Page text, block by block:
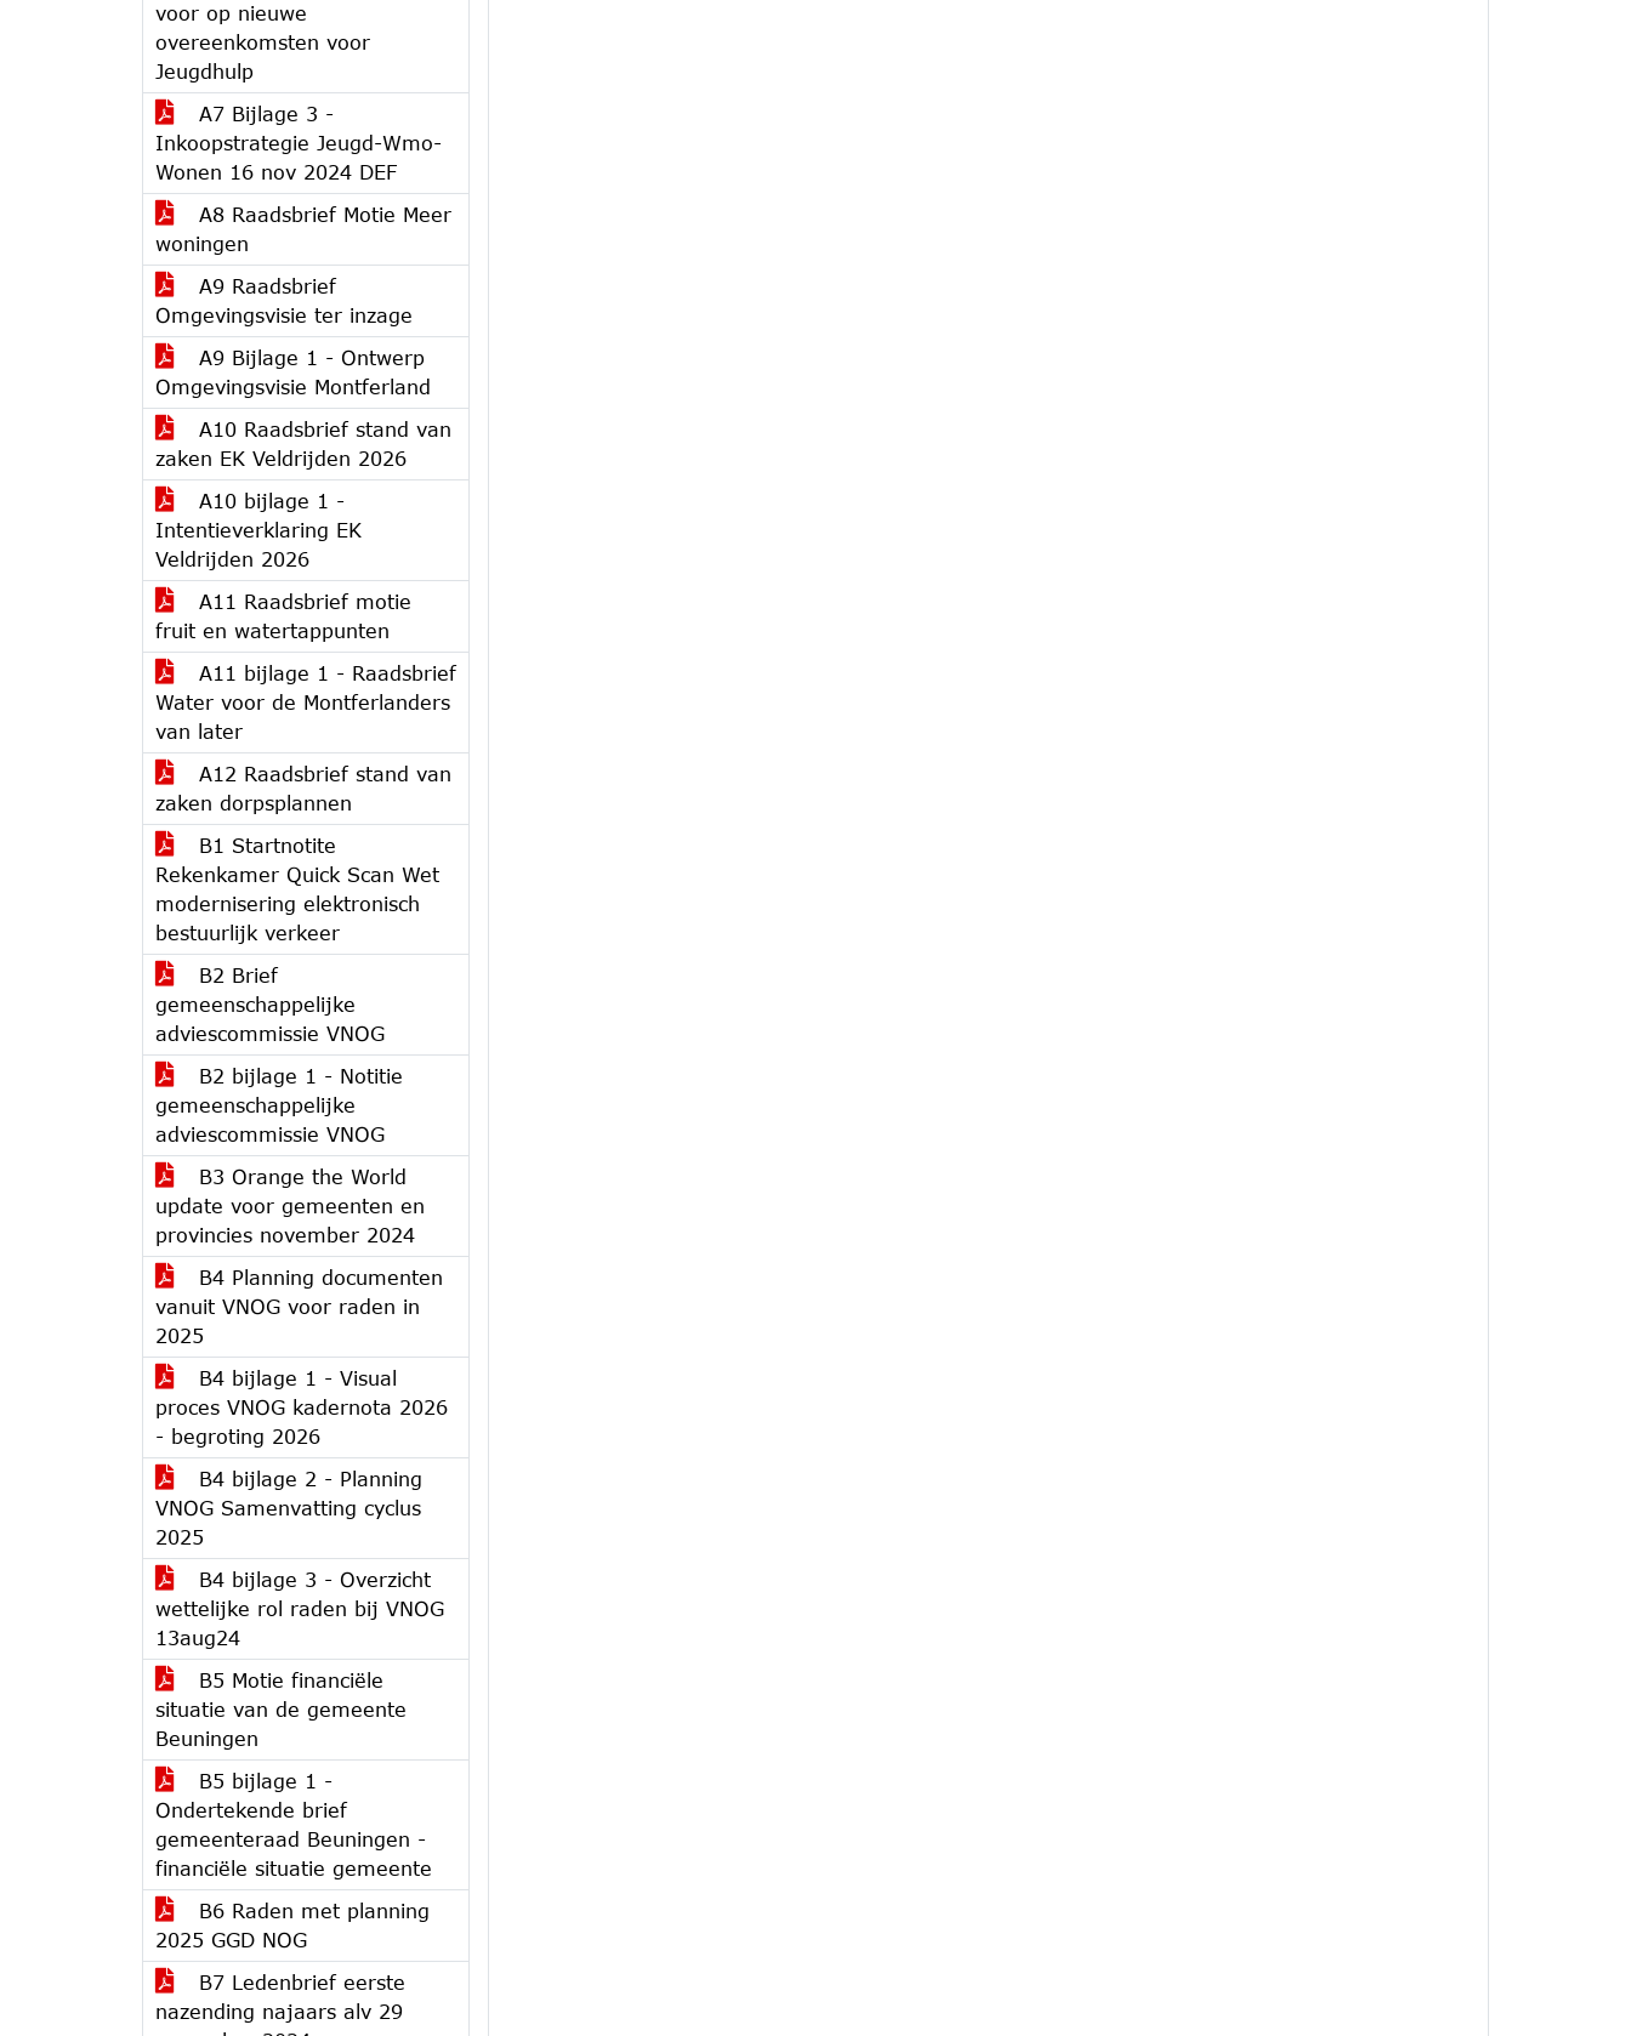
voor op nieuwe
overeenkomsten voor
Jeugdhulp
A7 Bijlage 3 -
Inkoopstrategie Jeugd-Wmo-
Wonen 16 nov 2024 DEF
A8 Raadsbrief Motie Meer
woningen
A9 Raadsbrief
Omgevingsvisie ter inzage
A9 Bijlage 1 - Ontwerp
Omgevingsvisie Montferland
A10 Raadsbrief stand van
zaken EK Veldrijden 2026
A10 bijlage 1 -
Intentieverklaring EK
Veldrijden 2026
A11 Raadsbrief motie
fruit en watertappunten
A11 bijlage 1 - Raadsbrief
Water voor de Montferlanders
van later
A12 Raadsbrief stand van
zaken dorpsplannen
B1 Startnotite
Rekenkamer Quick Scan Wet
modernisering elektronisch
bestuurlijk verkeer
B2 Brief
gemeenschappelijke
adviescommissie VNOG
B2 bijlage 1 - Notitie
gemeenschappelijke
adviescommissie VNOG
B3 Orange the World
update voor gemeenten en
provincies november 2024
B4 Planning documenten
vanuit VNOG voor raden in
2025
B4 bijlage 1 - Visual
proces VNOG kadernota 2026
- begroting 2026
B4 bijlage 2 - Planning
VNOG Samenvatting cyclus
2025
B4 bijlage 3 - Overzicht
wettelijke rol raden bij VNOG
13aug24
B5 Motie financiële
situatie van de gemeente
Beuningen
B5 bijlage 1 -
Ondertekende brief
gemeenteraad Beuningen -
financiële situatie gemeente
B6 Raden met planning
2025 GGD NOG
B7 Ledenbrief eerste
nazending najaars alv 29